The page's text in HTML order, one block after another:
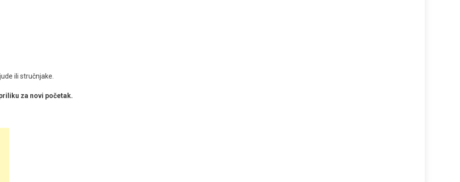
ili stručnjake.
za novi početak.